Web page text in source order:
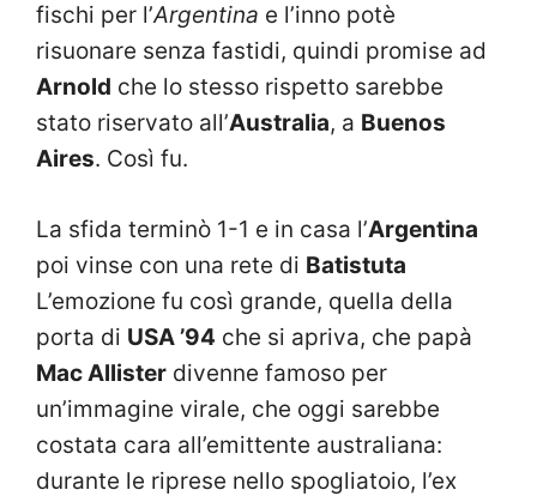
fischi per l’Argentina e l’inno potè
risuonare senza fastidi, quindi promise ad
Arnold che lo stesso rispetto sarebbe
stato riservato all’Australia, a Buenos
Aires. Così fu.
La sfida terminò 1-1 e in casa l’Argentina
poi vinse con una rete di Batistuta
L’emozione fu così grande, quella della
porta di USA ’94 che si apriva, che papà
Mac Allister divenne famoso per
un’immagine virale, che oggi sarebbe
costata cara all’emittente australiana:
durante le riprese nello spogliatoio, l’ex